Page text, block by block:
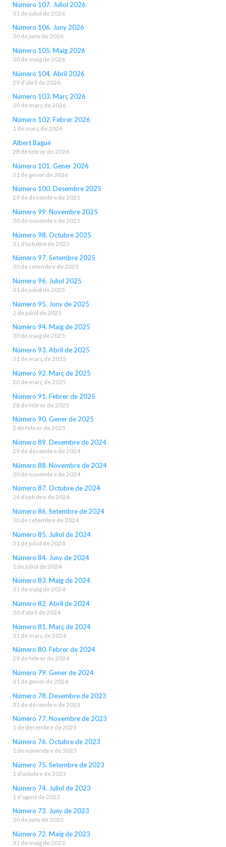
Número 107. Juliol 2026
31 de juliol de 2026
Número 106. Juny 2026
30 de juny de 2026
Número 105. Maig 2026
30 de maig de 2026
Número 104. Abril 2026
29 d'abril de 2026
Número 103. Març 2026
30 de març de 2026
Número 102. Febrer 2026
1 de març de 2026
Albert Bagué
28 de febrer de 2026
Número 101. Gener 2026
31 de gener de 2026
Número 100. Desembre 2025
29 de desembre de 2025
Número 99. Novembre 2025
30 de novembre de 2025
Número 98. Octubre 2025
31 d'octubre de 2025
Número 97. Setembre 2025
30 de setembre de 2025
Número 96. Juliol 2025
31 de juliol de 2025
Número 95. Juny de 2025
2 de juliol de 2025
Número 94. Maig de 2025
30 de maig de 2025
Número 93. Abril de 2025
31 de març de 2025
Número 92. Març de 2025
20 de març de 2025
Número 91. Febrer de 2025
28 de febrer de 2025
Número 90. Gener de 2025
2 de febrer de 2025
Número 89. Desembre de 2024
29 de desembre de 2024
Número 88. Novembre de 2024
30 de novembre de 2024
Número 87. Octubre de 2024
26 d'octubre de 2024
Número 86. Setembre de 2024
30 de setembre de 2024
Número 85. Juliol de 2024
31 de juliol de 2024
Número 84. Juny de 2024
1 de juliol de 2024
Número 83. Maig de 2024
31 de maig de 2024
Número 82. Abril de 2024
30 d'abril de 2024
Número 81. Març de 2024
31 de març de 2024
Número 80. Febrer de 2024
29 de febrer de 2024
Número 79. Gener de 2024
31 de gener de 2024
Número 78. Desembre de 2023
31 de desembre de 2023
Número 77. Novembre de 2023
1 de desembre de 2023
Número 76. Octubre de 2023
1 de novembre de 2023
Número 75. Setembre de 2023
1 d'octubre de 2023
Número 74. Juliol de 2023
1 d'agost de 2023
Número 73. Juny de 2023
30 de juny de 2023
Número 72. Maig de 2023
31 de maig de 2023